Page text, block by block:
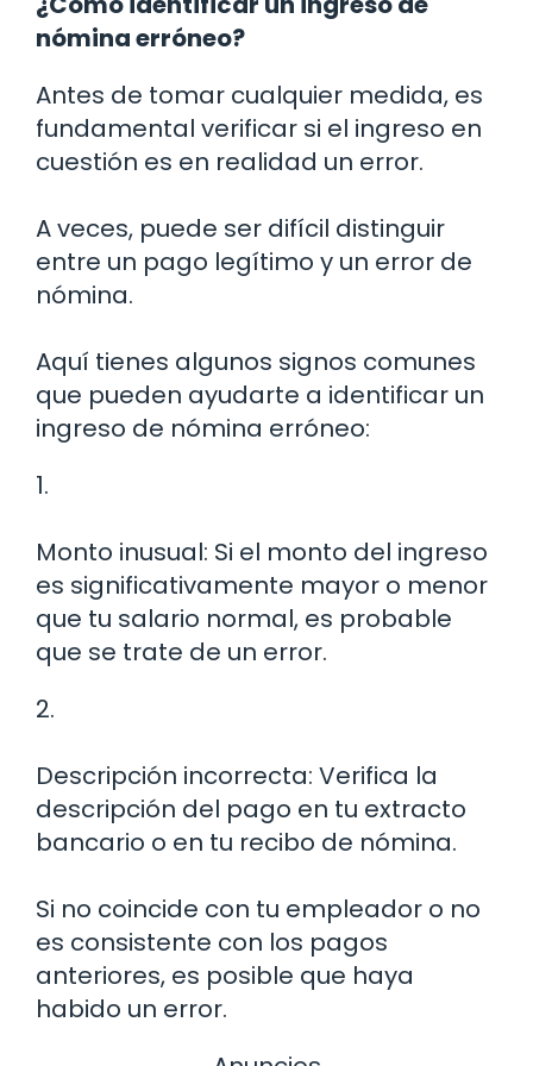
nómina erróneo?
Antes de tomar cualquier medida, es
fundamental verificar si el ingreso en
cuestión es en realidad un error.
A veces, puede ser difícil distinguir
entre un pago legítimo y un error de
nómina.
Aquí tienes algunos signos comunes
que pueden ayudarte a identificar un
ingreso de nómina erróneo:
1.
Monto inusual: Si el monto del ingreso
es significativamente mayor o menor
que tu salario normal, es probable
que se trate de un error.
2.
Descripción incorrecta: Verifica la
descripción del pago en tu extracto
bancario o en tu recibo de nómina.
Si no coincide con tu empleador o no
es consistente con los pagos
anteriores, es posible que haya
habido un error.